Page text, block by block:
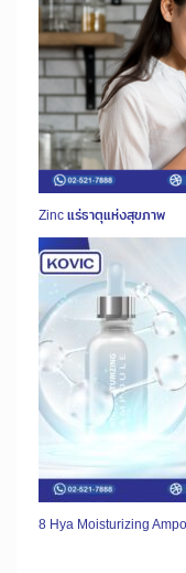
Zinc แร่ธาตุแห่งสุขภาพ
8 Hya Moisturizing